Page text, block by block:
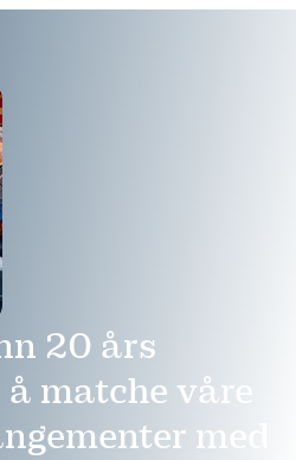
20 års
matche våre
med